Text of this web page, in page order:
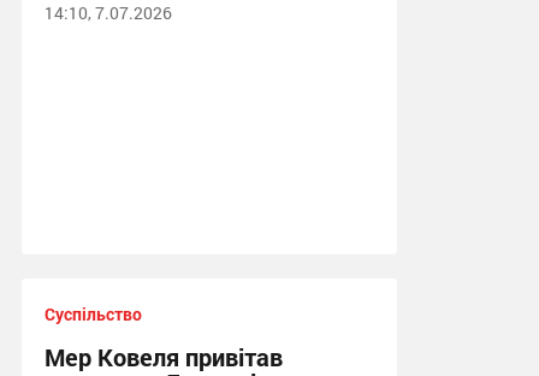
14:10, 7.07.2026
Суспільство
Мер Ковеля привітав